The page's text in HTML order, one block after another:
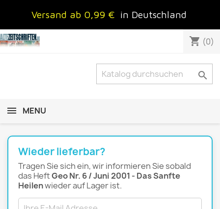
Versand ab 0,99 € in Deutschland
shopping_cart (0)

MENU
Wieder lieferbar?
Tragen Sie sich ein, wir informieren Sie sobald
das HeftGeo Nr. 6 / Juni 2001 - Das Sanfte
Heilenwieder auf Lager ist.